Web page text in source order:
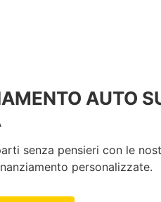
AUTO
senza pensieri con le
personalizzate.